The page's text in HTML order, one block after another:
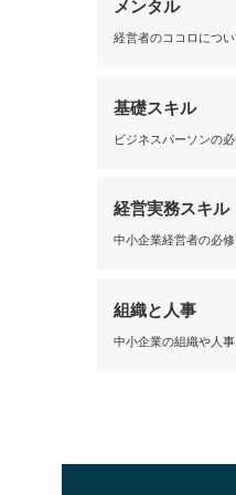
メンタル
経営者のココロにつ
基礎スキル
ビジネスパーソンの
経営実務スキル
中小企業経営者の必
組織と人事
中小企業の組織や人